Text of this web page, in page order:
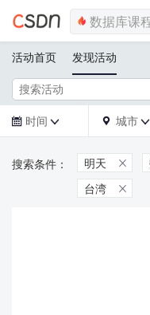
活动首页 发现活动
 时间   城市 
明天 
台湾 